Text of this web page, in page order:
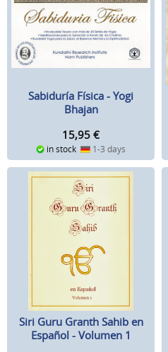
Sabiduría Física - Yogi
Bhajan
15,95 €
in stock 1-3 days
Siri Guru Granth Sahib en
Español - Volumen 1